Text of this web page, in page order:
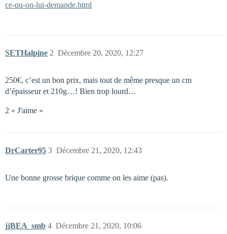
ce-qu-on-lui-demande.html
SETHalpine Décembre 20, 2020, 12:27
2
250€, c’est un bon prix, mais tout de même presque un cm
d’épaisseur et 210g…! Bien trop lourd…
2 « J'aime »
DrCarter95 Décembre 21, 2020, 12:43
3
Une bonne grosse brique comme on les aime (pas).
jjBEA_smb Décembre 21, 2020, 10:06
4